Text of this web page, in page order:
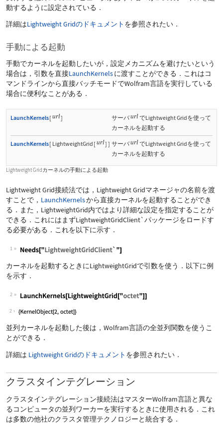
動するように設定されている．
詳細はLightweight Gridのドキュメント を参照されたい．
手動による起動
手動でカーネルを起動したいが，設定メカニズムを避けたいという
場合は，引数を直接LaunchKernelsに渡すことができる．これはコ
マンドラインから直接バッチモードでWolfram言語を実行している
場合に便利なことがある．
LaunchKernels[url] サーバurlでLightweight Gridを使って
カーネルを起動する
LaunchKernels[ LightweightGrid [url] ] サーバurlでLightweight Gridを使って
カーネルを起動する
Lightweight Gridカーネルの手動による起動
Lightweight Grid接続法では，Lightweight Gridマネージャの名前を渡
すことで， LaunchKernelsから直接カーネルを起動することができ
る．また， LightweightGrid内ではより詳細な設定を指定することが
できる．これにはまずLightweightGridClient`パッケージをロードす
る必要がある．これを以下に示す．
1
カーネルを起動するときにLightweightGridで引数を使う．以下に例
を示す．
2
2
並列カーネルを起動した後は，Wolfram言語の全並列関数を使うこ
とができる．
詳細は Lightweight Gridのドキュメント を参照されたい．
クラスタインテグレーション
クラスタインテグレーション接続法はマスターWolfram言語と異な
るコンピュータの並列ワーカーを実行するときに使用される．これ
は多数の他社のクラスタ管理テクノロジーと統合する．